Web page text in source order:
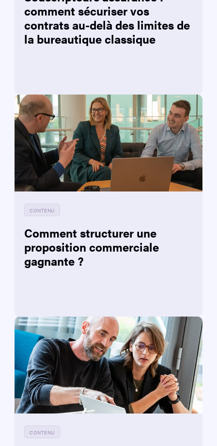
comment sécuriser vos
contrats au-delà des limites de
la bureautique classique
CONTENU
Comment structurer une
proposition commerciale
gagnante ?
CONTENU